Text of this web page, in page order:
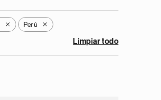
X Perú X
Limpiar todo